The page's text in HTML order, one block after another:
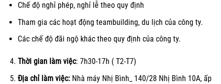
Chế độ nghỉ phép, nghỉ lễ theo quy định
Tham gia các hoạt động teambuilding, du lịch của công ty.
Các chế độ đãi ngộ khác theo quy định của công ty.
Thời gian làm việc: 7h30-17h ( T2-T7)
Địa chỉ làm việc:Nhà máy Nhị Bình_ 140/28 Nhị Bình 10A, ấp